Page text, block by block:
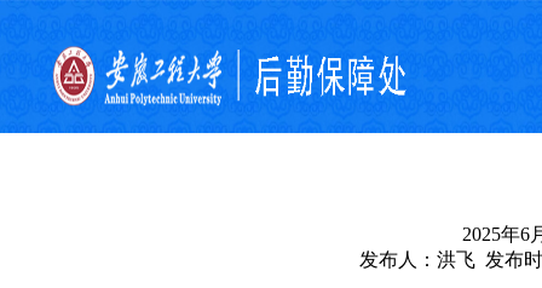
2025年6
发布人：洪飞 发布